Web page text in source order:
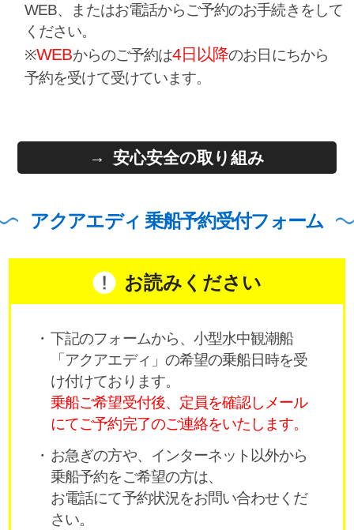
WEB、またはお電話からご予約のお手続きをして
ください。
※WEBからのご予約は4日以降のお日にちから
予約を受けて受けています。
安心安全の取り組み
アクアエディ 乗船予約受付フォーム
お読みください
下記のフォームから、小型水中観潮船
「アクアエディ」の希望の乗船日時を受
け付けております。
乗船ご希望受付後、定員を確認しメール
にてご予約完了のご連絡をいたします。
お急ぎの方や、インターネット以外から
乗船予約をご希望の方は、
お電話にて予約状況をお問い合わせくだ
さい。